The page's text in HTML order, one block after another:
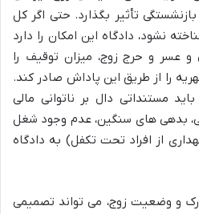
تأثیر بگذارد. حتی اگر کل
نشود، دادگاه این امکان را دارد
عسر و حرج زوج، میزان توقیف را
را از طریق این پاداش صادر کند.
مستنداتی دال بر ناتوانی مالی
بدهی های سنگین، عدم وجود شغل
از افراد تحت تکفل) به دادگاه
و وضعیت زوج، می تواند تصمیمی